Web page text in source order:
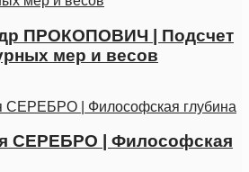
ПРОКОПОВИЧ | Подсчет
мер и весов
СЕРЕБРО | Философская